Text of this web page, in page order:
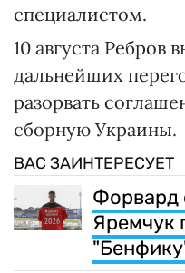
специалистом.
10 августа Ребров
дальнейших
разорвать
сборную Украины.
ВАС ЗАИНТЕРЕСУЕТ
Форвард
Яремчук